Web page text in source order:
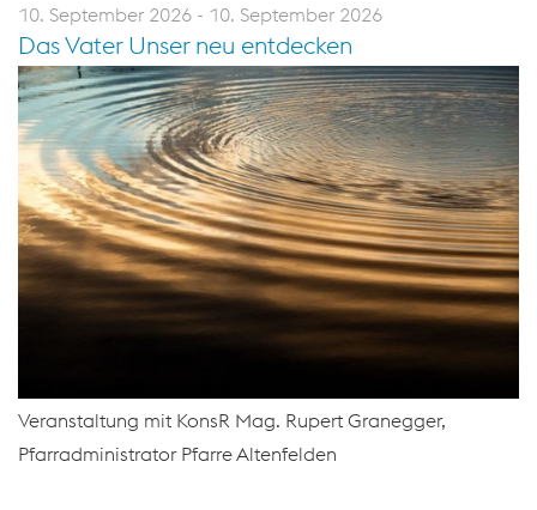
10. September 2026 - 10. September 2026
Das Vater Unser neu entdecken
Veranstaltung mit KonsR Mag. Rupert Granegger,
Pfarradministrator Pfarre Altenfelden